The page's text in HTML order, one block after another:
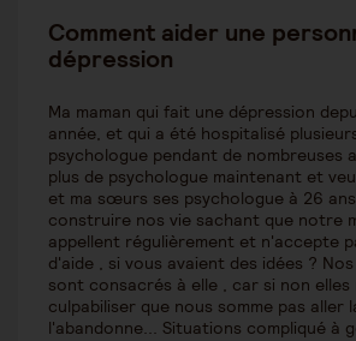
Comment aider une
dépression
Ma maman qui fait une dépression
année, et qui a été hospitalisé
psychologue pendant de nombreuses
plus de psychologue maintenant et
et ma sœurs ses psychologue à 26
construire nos vie sachant que notre
appellent régulièrement et n'accepte
d'aide , si vous avaient des idées ?
sont consacrés à elle , car si non elles
culpabiliser que nous somme pas aller
l'abandonne... Situations compliqué à